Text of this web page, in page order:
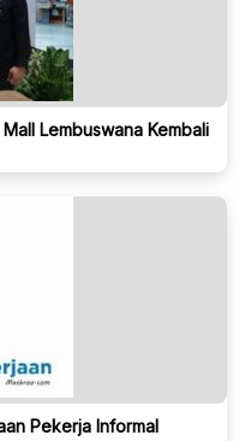
Lembuswana Kembali
Pekerja Informal